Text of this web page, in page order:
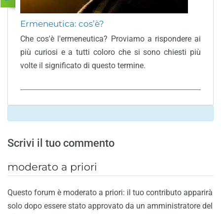
Ermeneutica: cos’è?
Che cos'è l'ermeneutica? Proviamo a rispondere ai
più curiosi e a tutti coloro che si sono chiesti più
volte il significato di questo termine.
Scrivi il tuo commento
moderato a priori
Questo forum è moderato a priori: il tuo contributo apparirà
solo dopo essere stato approvato da un amministratore del